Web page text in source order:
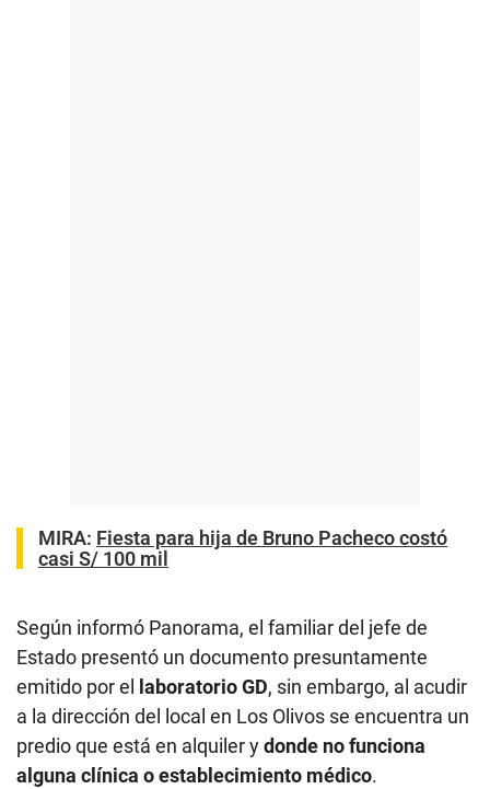
MIRA: Fiesta para hija de Bruno Pacheco costó
casi S/ 100 mil
Según informó Panorama, el familiar del jefe de
Estado presentó un documento presuntamente
emitido por el
laboratorio GD, sin embargo, al acudir
a la dirección del local en Los Olivos se encuentra un
predio que está en alquiler ydonde no funciona
alguna clínica o establecimiento médico.